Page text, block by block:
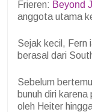
Frieren: Beyond
anggota utama
Sejak kecil, Fern
berasal dari
Sebelum
bunuh diri
oleh Heiter